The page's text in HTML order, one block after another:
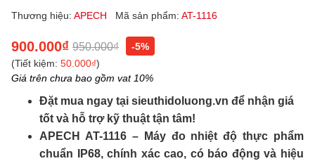
Thương hiệu: APECH Mã sản phẩm: AT-1116
900.000₫ 950.000₫
-5%
(Tiết kiệm: 50.000₫)
Giá trên chưa bao gồm vat 10%
Đặt mua ngay tại sieuthidoluong.vn để nhận giá
tốt và hỗ trợ kỹ thuật tận tâm!
APECH AT-1116 – Máy đo nhiệt độ thực phẩm
chuẩn IP68, chính xác cao, có báo động và hiệu